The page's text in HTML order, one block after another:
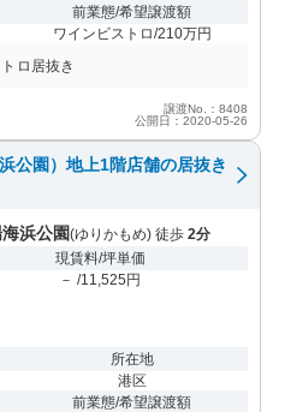
前業態/希望譲渡額
ワインビストロ/210万円
ロ居抜き
譲渡No.：8408
公開日：2020-05-26
公園）地上1階店舗の居抜き
浜公園(ゆりかもめ) 徒歩 2分
現賃料/坪単価
－ /11,525円
所在地
港区
前業態/希望譲渡額